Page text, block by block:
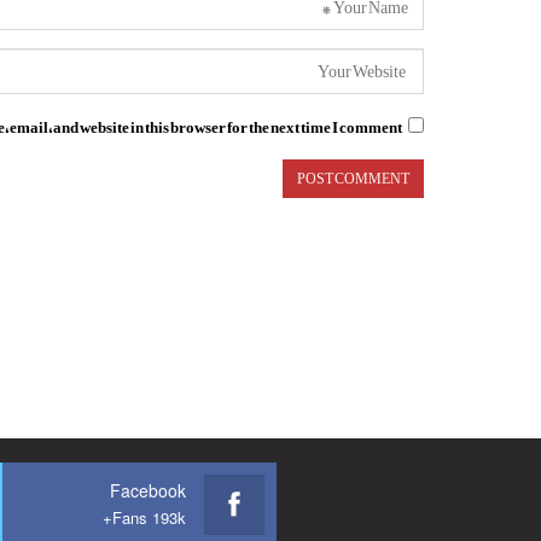
email, and website in this browser for the next time I comment.
Facebook
Fans 193k+